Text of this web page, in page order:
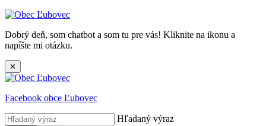
Dobrý deň, som chatbot a som tu pre vás! Kliknite na ikonu a
napíšte mi otázku.
✕
Facebook obce Ľubovec
Hľadaný výraz